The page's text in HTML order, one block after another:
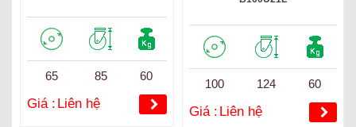
65 85 60
Giá : Liên hệ
100 124 60
Giá : Liên hệ